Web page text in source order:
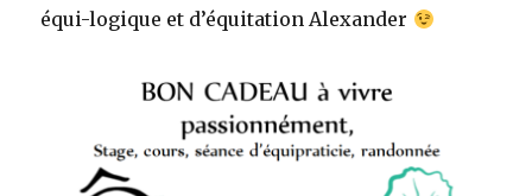
équi-logique et d’équitation Alexander